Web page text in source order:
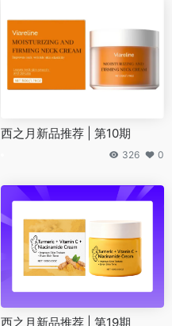
西之月新品推荐 | 第10期
326 0
西之月新品推荐 | 第19期